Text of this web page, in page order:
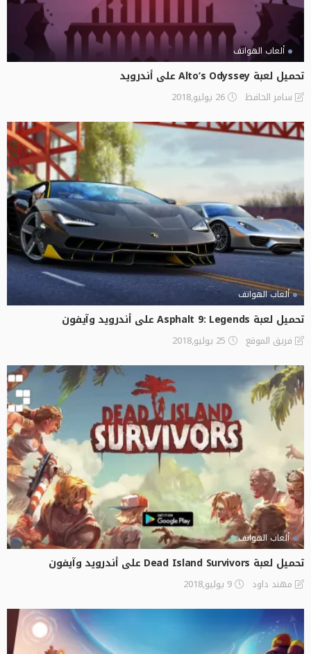
ألعاب الهواتف
تحميل لعبة Alto’s Odyssey‏ على أندرويد
سامر الحافظ 26 يوليو,2018
ألعاب الهواتف
تحميل لعبة Asphalt 9: Legends على أندرويد وآيفون
فريق الموقع 25 يوليو,2018
ألعاب الهواتف
تحميل لعبة Dead Island Survivors‏‏ على أندرويد وآيفون
مهند داود 9 يوليو,2018